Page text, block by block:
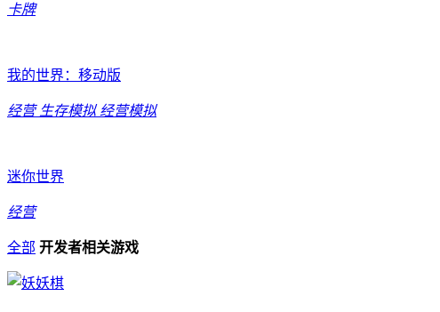
卡牌
我的世界：移动版
经营 生存模拟 经营模拟
迷你世界
经营
全部 开发者相关游戏